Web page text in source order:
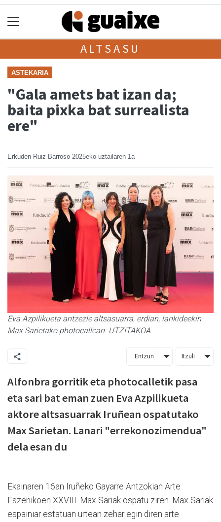
ALTSASU
ASTEKARIA
"Gala amets bat izan da;
baita pixka bat surrealista
ere"
Erkuden Ruiz Barroso 2025eko uztailaren 1a
Eva Azpilikueta antzezle altsasuarra, erdian, lankideekin
Max Sarietako photocallean. UTZITAKOA
Entzun Itzuli
Alfonbra gorritik eta photocalletik pasa
eta sari bat eman zuen Eva Azpilikueta
aktore altsasuarrak Iruñean ospatutako
Max Sarietan. Lanari "errekonozimendua"
dela esan du
Ekainaren 16an Iruñeko Gayarre Antzokian Arte
Eszenikoen XXVIII. Max Sariak ospatu ziren. Max Sariak
espainiar estatuan urtean zehar egin diren arte